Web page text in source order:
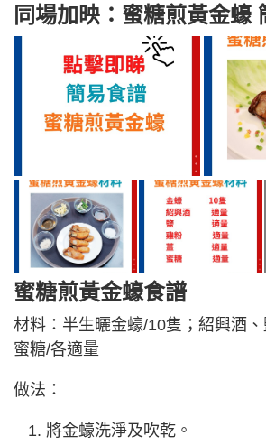
同場加映：蜜糖煎黃金蠔
蜜糖煎黃金蠔食譜
材料：半生曬金蠔/10隻；紹興酒、
蜜糖/各適量
做法：
將金蠔洗淨及吹乾。